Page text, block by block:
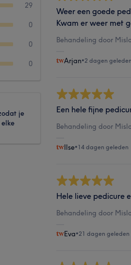
29
0
0
0
je
Weer een goede
Kwam er weer met
Behandeling door
Arjan•2 dagen geleden
Een hele fijne
Behandeling door
Ilse•14 dagen geleden
Hele lieve pedicure
Behandeling door
Eva•21 dagen geleden